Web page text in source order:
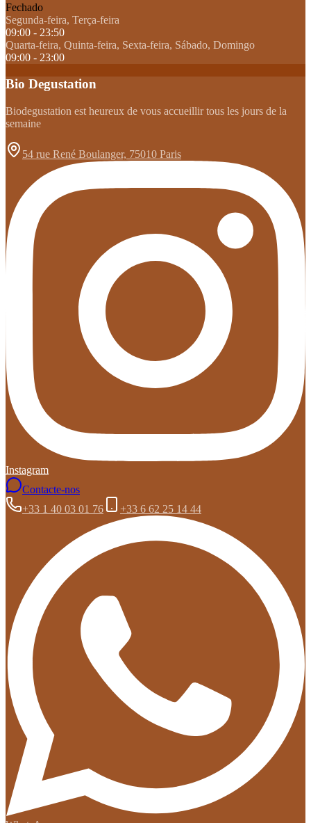
Fechado
Segunda-feira, Terça-feira
09:00 - 23:50
Quarta-feira, Quinta-feira, Sexta-feira, Sábado, Domingo
09:00 - 23:00
Bio Degustation
Biodegustation est heureux de vous accueillir tous les jours de la
semaine
54 rue René Boulanger, 75010 Paris
Instagram
Contacte-nos
+33 1 40 03 01 76
+33 6 62 25 14 44